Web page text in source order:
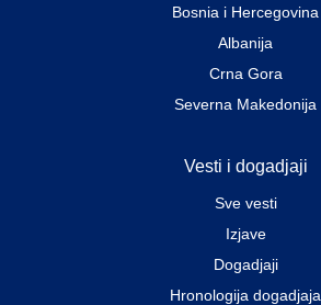
Bosnia i Hercegovina
Albanija
Crna Gora
Severna Makedonija
Vesti i dogadjaji
Sve vesti
Izjave
Dogadjaji
Hronologija dogadjaja